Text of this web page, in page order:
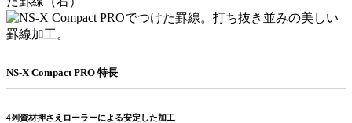
NS-X Compact PRO 特長
4列資材押さえローラーによる安定した加工